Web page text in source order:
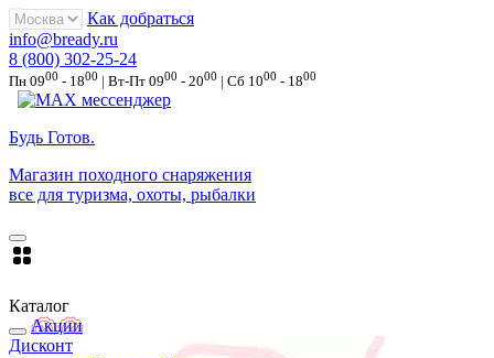
Как добраться
info@bready.ru
8 (800) 302-25-24
Пн 0900 - 1800 | Вт-Пт 0900 - 2000 | Сб 1000 - 1800
Будь Готов.
Магазин походного снаряжения
все для туризма, охоты, рыбалки
Каталог
Акции
Дисконт